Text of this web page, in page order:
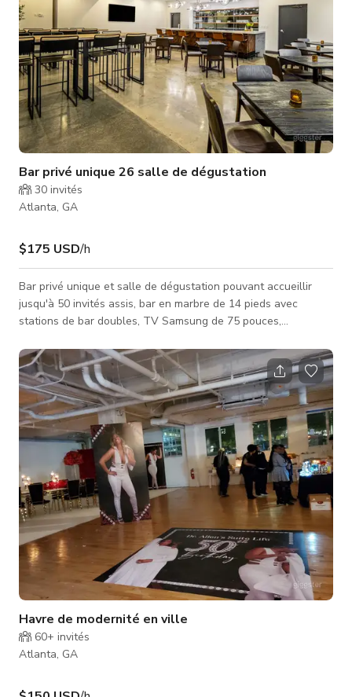
Bar privé unique 26 salle de dégustation
30 invités
Atlanta, GA
$175 USD/h
Bar privé unique et salle de dégustation pouvant accueillir
jusqu'à 50 invités assis, bar en marbre de 14 pieds avec
stations de bar doubles, TV Samsung de 75 pouces,
pour les dégustations de cocktails, séminaires éducatifs,
réunions d'entreprise, tournages de télévision, films ou
publicités, et petits événements
Havre de modernité en ville
60+ invités
Atlanta, GA